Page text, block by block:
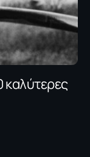
καλύτερες